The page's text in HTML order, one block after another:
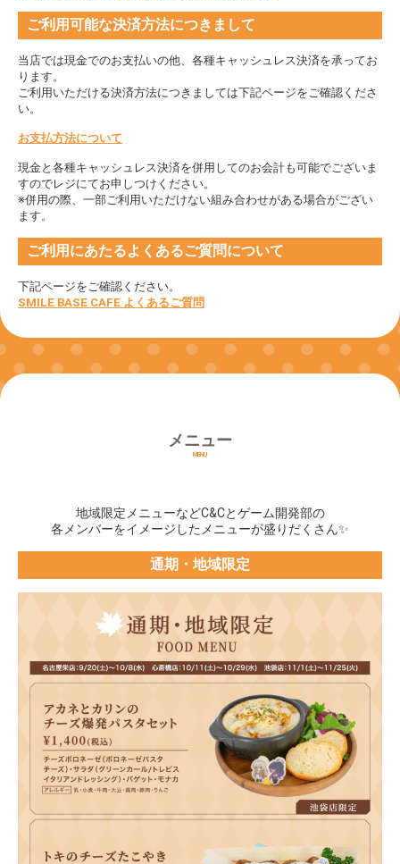
ご利用可能な決済方法につきまして
当店では現金でのお支払いの他、各種キャッシュレス決済を承ってお
ります。
ご利用いただける決済方法につきましては下記ページをご確認くださ
い。
お支払方法について
現金と各種キャッシュレス決済を併用してのお会計も可能でございま
すのでレジにてお申しつけください。
※併用の際、一部ご利用いただけない組み合わせがある場合がござい
ます。
ご利用にあたるよくあるご質問について
下記ページをご確認ください。
SMILE BASE CAFE よくあるご質問
メニュー
MENU
地域限定メニューなどC&Cとゲーム開発部の
各メンバーをイメージしたメニューが盛りだくさん✨
通期・地域限定